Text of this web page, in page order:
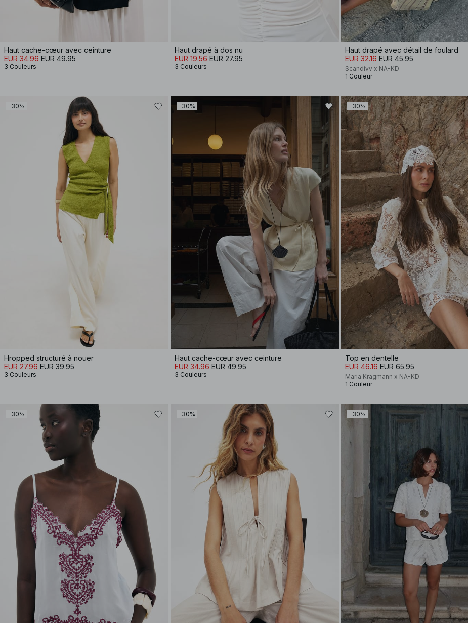
Haut cache-cœur avec ceinture
EUR 34.96 EUR 49.95
3 Couleurs
Haut drapé à dos nu
EUR 19.56 EUR 27.95
3 Couleurs
Haut drapé avec détail de foulard
EUR 32.16 EUR 45.95
Scandivv x NA-KD
1 Couleur
-30%
Hropped structuré à nouer
EUR 27.96 EUR 39.95
3 Couleurs
-30%
Haut cache-cœur avec ceinture
EUR 34.96 EUR 49.95
3 Couleurs
-30%
Top en dentelle
EUR 46.16 EUR 65.95
Maria Kragmann x NA-KD
1 Couleur
-30% -30% -30%